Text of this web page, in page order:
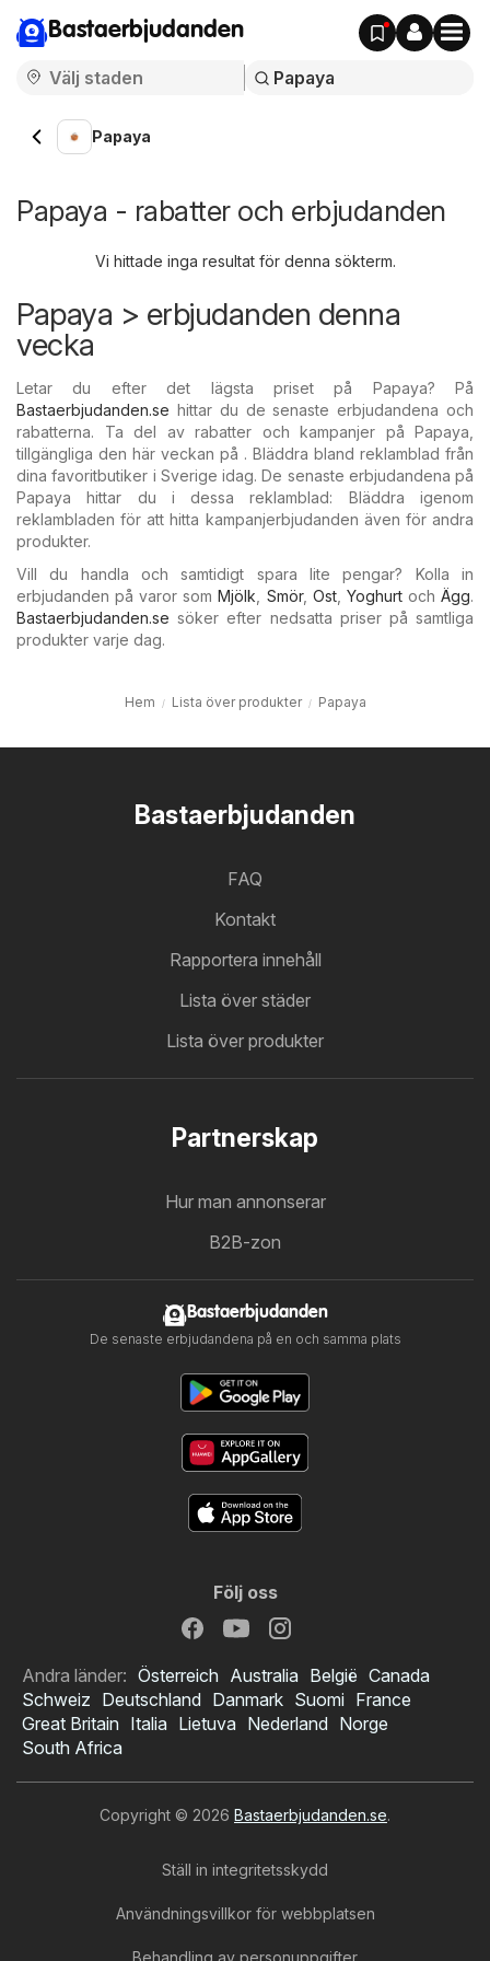
Bastaerbjudanden
Papaya
Papaya - rabatter och erbjudanden
Vi hittade inga resultat för denna sökterm.
Papaya > erbjudanden denna
vecka
Letar du efter det lägsta priset på Papaya? På
Bastaerbjudanden.se hittar du de senaste erbjudandena och
rabatterna. Ta del av rabatter och kampanjer på Papaya,
tillgängliga den här veckan på . Bläddra bland reklamblad från
dina favoritbutiker i Sverige idag. De senaste erbjudandena på
Papaya hittar du i dessa reklamblad: Bläddra igenom
reklambladen för att hitta kampanjerbjudanden även för andra
produkter.
Vill du handla och samtidigt spara lite pengar? Kolla in
erbjudanden på varor somMjölk Smör, Ost, YoghurtochÄgg.
Bastaerbjudanden.se söker efter nedsatta priser på samtliga
produkter varje dag.
Hem Lista över produkter Papaya
Bastaerbjudanden
FAQ
Kontakt
Rapportera innehåll
Lista över städer
Lista över produkter
Partnerskap
Hur man annonserar
B2B-zon
Bastaerbjudanden
De senaste erbjudandena på en och samma plats
Följ oss
Andra länder: Österreich Australia België Canada
Schweiz Deutschland Danmark Suomi France
Great Britain Italia Lietuva Nederland Norge
South Africa
Copyright © 2026 Bastaerbjudanden.se.
Ställ in integritetsskydd
Användningsvillkor för webbplatsen
Behandling av personuppgifter